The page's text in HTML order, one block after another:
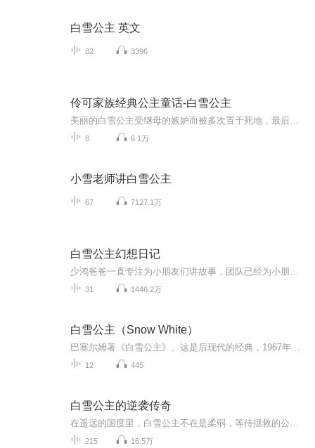
白雪公主 英文
82 3396
伶可家族经典公主童话-白雪公主
8 6.1万
小雪老师讲白雪公主
67 7127.1万
白雪公主幻想日记
31 1446.2万
白雪公主（Snow White）
12 445
白雪公主的逆袭传奇
215 16.5万